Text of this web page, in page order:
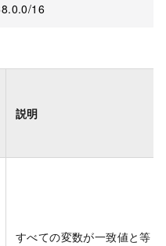
16
説明
すべての変数が一致値と等